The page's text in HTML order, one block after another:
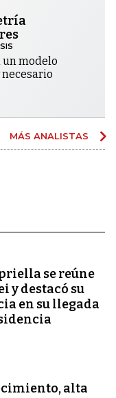
un modelo
MÁS ANALISTAS
se reúne
y destacó su
en su llegada
alta